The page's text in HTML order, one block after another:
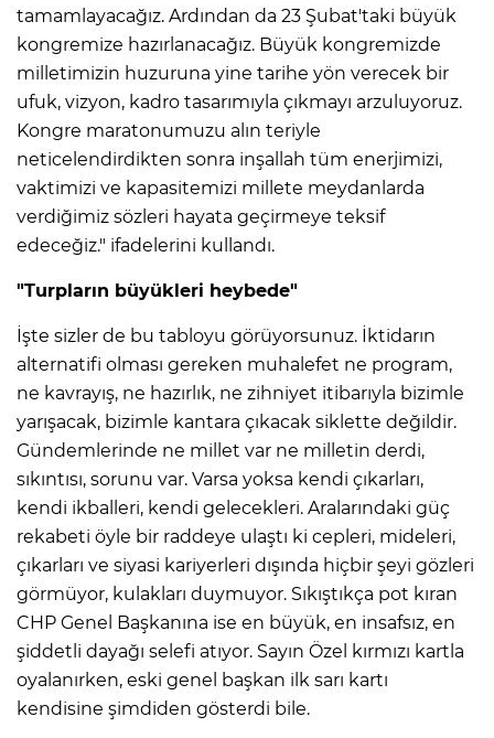
tamamlayacağız. Ardından da 23 Şubat'taki büyük
kongremize hazırlanacağız. Büyük kongremizde
milletimizin huzuruna yine tarihe yön verecek bir
ufuk, vizyon, kadro tasarımıyla çıkmayı arzuluyoruz.
Kongre maratonumuzu alın teriyle
neticelendirdikten sonra inşallah tüm enerjimizi,
vaktimizi ve kapasitemizi millete meydanlarda
verdiğimiz sözleri hayata geçirmeye teksif
edeceğiz." ifadelerini kullandı.
"Turpların büyükleri heybede"
İşte sizler de bu tabloyu görüyorsunuz. İktidarın
alternatifi olması gereken muhalefet ne program,
ne kavrayış, ne hazırlık, ne zihniyet itibarıyla bizimle
yarışacak, bizimle kantara çıkacak siklette değildir.
Gündemlerinde ne millet var ne milletin derdi,
sıkıntısı, sorunu var. Varsa yoksa kendi çıkarları,
kendi ikballeri, kendi gelecekleri. Aralarındaki güç
rekabeti öyle bir raddeye ulaştı ki cepleri, mideleri,
çıkarları ve siyasi kariyerleri dışında hiçbir şeyi gözleri
görmüyor, kulakları duymuyor. Sıkıştıkça pot kıran
CHP Genel Başkanına ise en büyük, en insafsız, en
şiddetli dayağı selefi atıyor. Sayın Özel kırmızı kartla
oyalanırken, eski genel başkan ilk sarı kartı
kendisine şimdiden gösterdi bile.